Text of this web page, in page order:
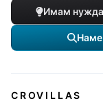
Имам нужда
CROVILLAS